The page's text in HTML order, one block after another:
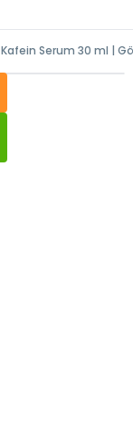
Kafein Serum 30 ml |